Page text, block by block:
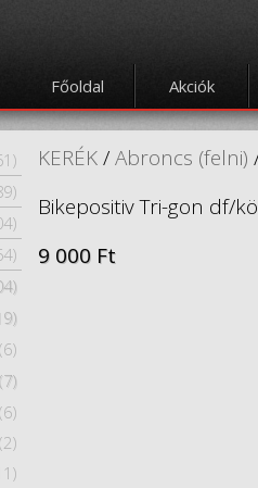
Főoldal Akciók
(6)
(7)
(6)
(2)
KERÉK/Abroncs (felni)
Bikepositiv Tri-gon df/
9 000 Ft